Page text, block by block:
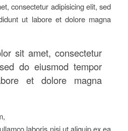
consectetur adipisicing elit, sed
ut labore et dolore magna
sit amet, consectetur
do eiusmod tempor
et dolore magna
laboris nisi ut aliquip ex ea